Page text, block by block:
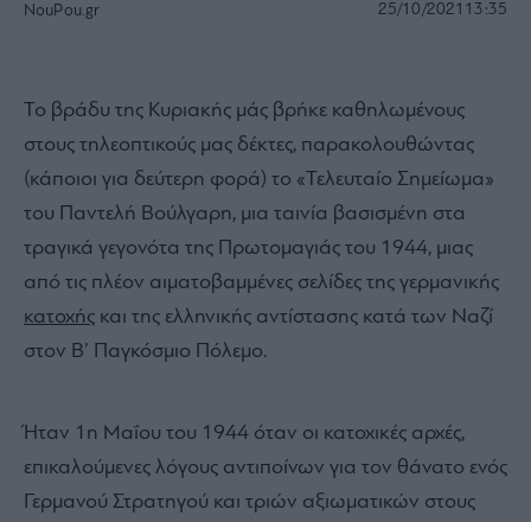
NouPou.gr 25/10/2021 13:35
Το βράδυ της Κυριακής μάς βρήκε καθηλωμένους
στους τηλεοπτικούς μας δέκτες, παρακολουθώντας
(κάποιοι για δεύτερη φορά) το «Τελευταίο Σημείωμα»
του Παντελή Βούλγαρη, μια ταινία βασισμένη στα
τραγικά γεγονότα της Πρωτομαγιάς του 1944, μιας
από τις πλέον αιματοβαμμένες σελίδες της γερμανικής
κατοχής και της ελληνικής αντίστασης κατά των Ναζί
στον Β’ Παγκόσμιο Πόλεμο.
Ήταν 1η Μαΐου του 1944 όταν οι κατοχικές αρχές,
επικαλούμενες λόγους αντιποίνων για τον θάνατο ενός
Γερμανού Στρατηγού και τριών αξιωματικών στους